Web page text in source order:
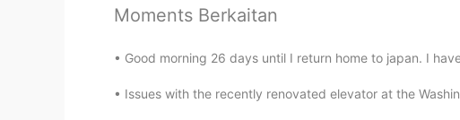
Janekim
사내연애 하면 되지요🤔
Moments Berkaitan
Good morning 26 days until I return home to japan. I
Issues with the recently renovated elevator at the